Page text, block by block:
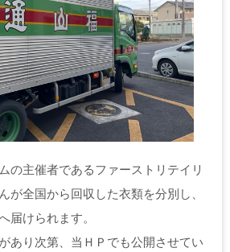
の主催者であるファーストリテイリ
が全国から回収した衣類を分別し、
届けられます。
あり次第、当ＨＰでも公開させてい